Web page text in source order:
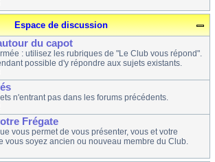
Espace de discussion
du capot
: utilisez les rubriques de "Le Club vous répond".
possible d'y répondre aux sujets existants.
n'entrant pas dans les forums précédents.
Frégate
vous permet de vous présenter, vous et votre
vous soyez ancien ou nouveau membre du Club.